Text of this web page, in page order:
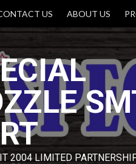
US ABOUT US
2004 LIMITED